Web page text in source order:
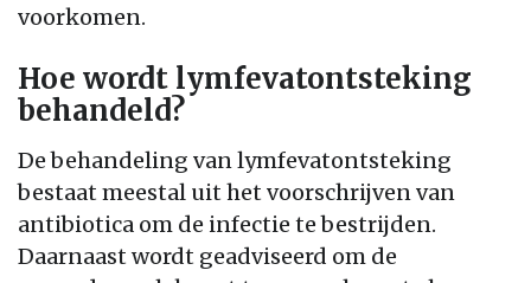
voorkomen.
Hoe wordt lymfevatontsteking
behandeld?
De behandeling van lymfevatontsteking
bestaat meestal uit het voorschrijven van
antibiotica om de infectie te bestrijden.
Daarnaast wordt geadviseerd om de